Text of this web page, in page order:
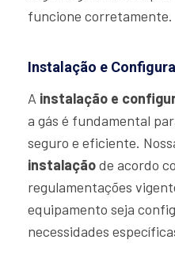
funcione corretamente.
Instalação e
A instalação e
a gás é fundamental
seguro e eficiente.
instalaçãode acordo
regulamentações
equipamento seja
necessidades